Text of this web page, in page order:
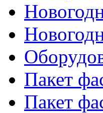
Пакет
Пакет